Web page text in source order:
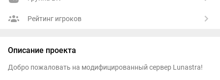
Рейтинг игроков
Описание проекта
Добро пожаловать на модифицированный сервер Lunastra!